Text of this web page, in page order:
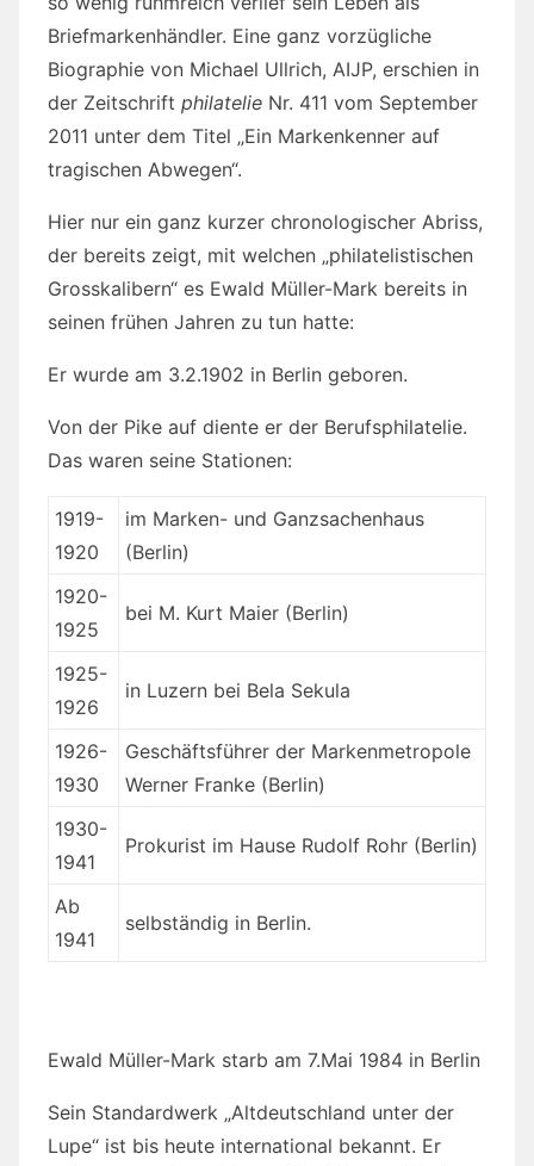
Briefmarkenhändler. Eine ganz vorzügliche
Biographie von Michael Ullrich, AIJP, erschien in
der Zeitschrift philatelie Nr. 411 vom September
2011 unter dem Titel „Ein Markenkenner auf
tragischen Abwegen“.
Hier nur ein ganz kurzer chronologischer Abriss,
der bereits zeigt, mit welchen „philatelistischen
Grosskalibern“ es Ewald Müller-Mark bereits in
seinen frühen Jahren zu tun hatte:
Er wurde am 3.2.1902 in Berlin geboren.
Von der Pike auf diente er der Berufsphilatelie.
Das waren seine Stationen:
1919-
1920
im Marken- und Ganzsachenhaus
(Berlin)
1920-
1925
bei M. Kurt Maier (Berlin)
1925-
1926
in Luzern bei Bela Sekula
1926-
1930
Geschäftsführer der Markenmetropole
Werner Franke (Berlin)
1930-
1941
Prokurist im Hause Rudolf Rohr (Berlin)
Ab
1941
selbständig in Berlin.
Ewald Müller-Mark starb am 7.Mai 1984 in Berlin
Sein Standardwerk „Altdeutschland unter der
Lupe“ ist bis heute international bekannt. Er